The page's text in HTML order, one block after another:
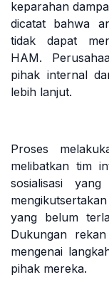
keparahan
dicatat bahwa
tidak dapat
HAM.
pihak internal
lebih lanjut.
Proses
melibatkan tim
sosialisasi
yang belum
Dukungan
mengenai
pihak mereka.